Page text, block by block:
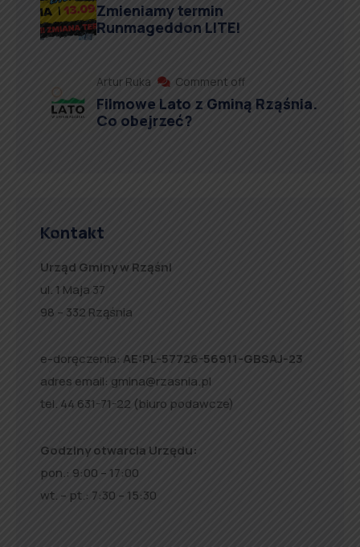
Zmieniamy termin
Runmageddon LITE!
Artur Ruka Comment off
Filmowe Lato z Gminą Rząśnia.
Co obejrzeć?
Kontakt
Urząd Gminy w Rząśni
ul. 1 Maja 37
98 – 332 Rząśnia
e-doręczenia: AE:PL-57726-56911-GBSAJ-23
adres email: gmina@rzasnia.pl
tel. 44 631-71-22 (biuro podawcze)
Godziny otwarcia Urzędu:
pon.: 9:00 – 17:00
wt. – pt.: 7:30 – 15:30